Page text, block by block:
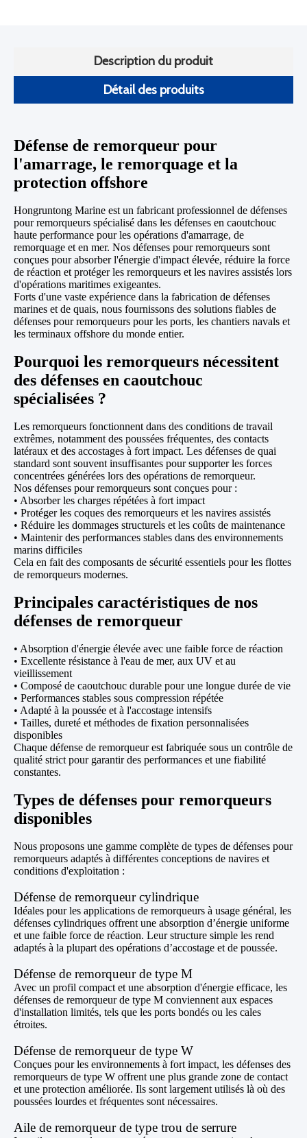
Description du produit
Détail des produits
Défense de remorqueur pour
l'amarrage, le remorquage et la
protection offshore
Hongruntong Marine est un fabricant professionnel de défenses
pour remorqueurs spécialisé dans les défenses en caoutchouc
haute performance pour les opérations d'amarrage, de
remorquage et en mer. Nos défenses pour remorqueurs sont
conçues pour absorber l'énergie d'impact élevée, réduire la force
de réaction et protéger les remorqueurs et les navires assistés lors
d'opérations maritimes exigeantes.
Forts d'une vaste expérience dans la fabrication de défenses
marines et de quais, nous fournissons des solutions fiables de
défenses pour remorqueurs pour les ports, les chantiers navals et
les terminaux offshore du monde entier.
Pourquoi les remorqueurs nécessitent
des défenses en caoutchouc
spécialisées ?
Les remorqueurs fonctionnent dans des conditions de travail
extrêmes, notamment des poussées fréquentes, des contacts
latéraux et des accostages à fort impact. Les défenses de quai
standard sont souvent insuffisantes pour supporter les forces
concentrées générées lors des opérations de remorqueur.
Nos défenses pour remorqueurs sont conçues pour :
• Absorber les charges répétées à fort impact
• Protéger les coques des remorqueurs et les navires assistés
• Réduire les dommages structurels et les coûts de maintenance
• Maintenir des performances stables dans des environnements
marins difficiles
Cela en fait des composants de sécurité essentiels pour les flottes
de remorqueurs modernes.
Principales caractéristiques de nos
défenses de remorqueur
• Absorption d'énergie élevée avec une faible force de réaction
• Excellente résistance à l'eau de mer, aux UV et au
vieillissement
• Composé de caoutchouc durable pour une longue durée de vie
• Performances stables sous compression répétée
• Adapté à la poussée et à l'accostage intensifs
• Tailles, dureté et méthodes de fixation personnalisées
disponibles
Chaque défense de remorqueur est fabriquée sous un contrôle de
qualité strict pour garantir des performances et une fiabilité
constantes.
Types de défenses pour remorqueurs
disponibles
Nous proposons une gamme complète de types de défenses pour
remorqueurs adaptés à différentes conceptions de navires et
conditions d'exploitation :
Défense de remorqueur cylindrique
Idéales pour les applications de remorqueurs à usage général, les
défenses cylindriques offrent une absorption d’énergie uniforme
et une faible force de réaction. Leur structure simple les rend
adaptés à la plupart des opérations d’accostage et de poussée.
Défense de remorqueur de type M
Avec un profil compact et une absorption d'énergie efficace, les
défenses de remorqueur de type M conviennent aux espaces
d'installation limités, tels que les ports bondés ou les cales
étroites.
Défense de remorqueur de type W
Conçues pour les environnements à fort impact, les défenses des
remorqueurs de type W offrent une plus grande zone de contact
et une protection améliorée. Ils sont largement utilisés là où des
poussées lourdes et fréquentes sont nécessaires.
Aile de remorqueur de type trou de serrure